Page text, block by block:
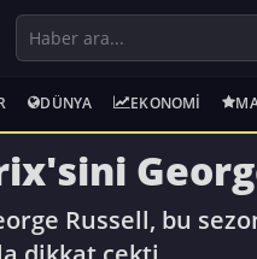
DÜNYA EKONOMI
Russell, bu